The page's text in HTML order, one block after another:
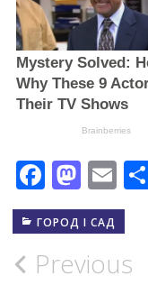
ГОРОД І САД
Post
Previous